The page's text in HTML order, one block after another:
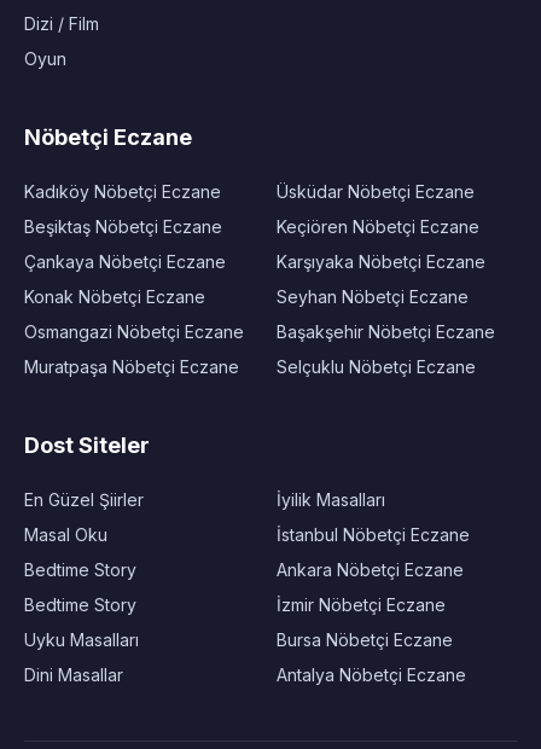
Dizi / Film
Oyun
Nöbetçi Eczane
Kadıköy Nöbetçi Eczane
Beşiktaş Nöbetçi Eczane
Çankaya Nöbetçi Eczane
Konak Nöbetçi Eczane
Osmangazi Nöbetçi Eczane
Muratpaşa Nöbetçi Eczane
Üsküdar Nöbetçi Eczane
Keçiören Nöbetçi Eczane
Karşıyaka Nöbetçi Eczane
Seyhan Nöbetçi Eczane
Başakşehir Nöbetçi Eczane
Selçuklu Nöbetçi Eczane
Dost Siteler
En Güzel Şiirler
Masal Oku
Bedtime Story
Bedtime Story
Uyku Masalları
Dini Masallar
İyilik Masalları
İstanbul Nöbetçi Eczane
Ankara Nöbetçi Eczane
İzmir Nöbetçi Eczane
Bursa Nöbetçi Eczane
Antalya Nöbetçi Eczane